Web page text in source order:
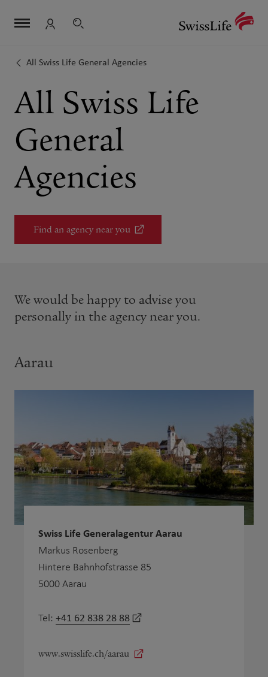
links
navigation
Login
All Swiss Life
General
Agencies
Find an agency near you
All Swiss Life General Agencies
We would be happy to advise you
personally in the agency near you.
Aarau
Swiss Life Generalagentur Aarau
Markus Rosenberg
Hintere Bahnhofstrasse 85
5000 Aarau
Tel: +41 62 838 28 88
www.swisslife.ch/aarau